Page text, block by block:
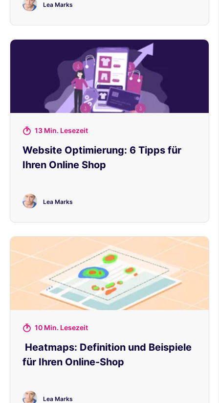
Lea Marks
13 Min. Lesezeit
Website Optimierung: 6 Tipps für
Ihren Online Shop
Lea Marks
10 Min. Lesezeit
Heatmaps: Definition und Beispiele
für Ihren Online-Shop
Lea Marks